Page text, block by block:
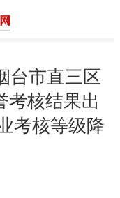
台市直三区
考核结果出
考核等级降